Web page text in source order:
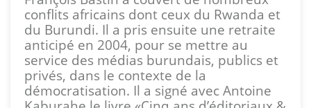
conflits africains dont ceux du Rwanda et
du Burundi. Il a pris ensuite une retraite
anticipé en 2004, pour se mettre au
service des médias burundais, publics et
privés, dans le contexte de la
démocratisation. Il a signé avec Antoine